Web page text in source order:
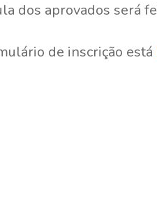
dos aprovados será
de inscrição está